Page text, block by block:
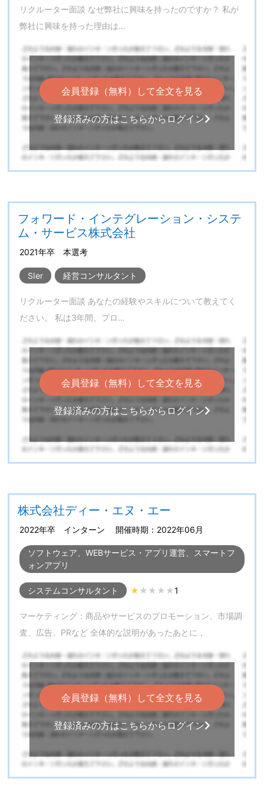
リクルーター面談 なぜ弊社に興味を持ったのですか？ 私が
弊社に興味を持った理由は…
会員登録（無料）して全文を見る
登録済みの方はこちらからログイン
フォワード・インテグレーション・システ
ム・サービス株式会社
2021年卒 本選考
SIer 経営コンサルタント
リクルーター面談 あなたの経験やスキルについて教えてく
ださい。 私は3年間、プロ…
会員登録（無料）して全文を見る
登録済みの方はこちらからログイン
株式会社ディー・エヌ・エー
2022年卒 インターン 開催時期：2022年06月
ソフトウェア、WEBサービス・アプリ運営、スマートフ
ォンアプリ
システムコンサルタント 1
マーケティング：商品やサービスのプロモーション、市場調
査、広告、PRなど 全体的な説明があったあとに，
会員登録（無料）して全文を見る
登録済みの方はこちらからログイン